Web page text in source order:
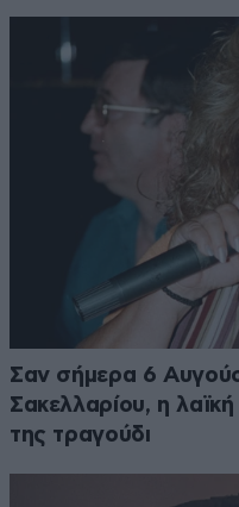
Σαν σήμερα 6
Σακελλαρίου, η
της τραγούδι